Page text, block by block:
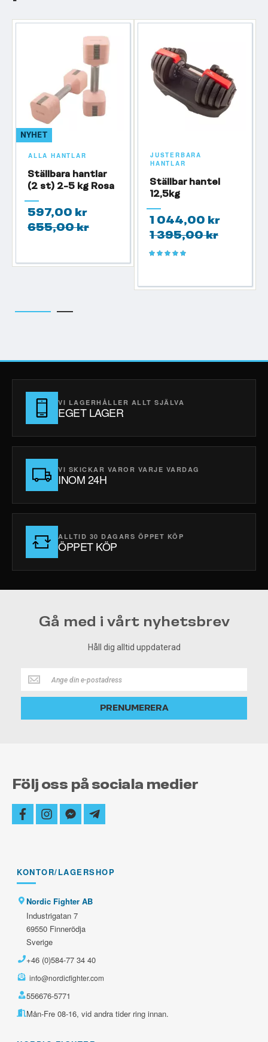
NYHET
ALLA HANTLAR
Ställbara hantlar
(2 st) 2-5 kg Rosa
597,00 kr
655,00 kr
JUSTERBARA
HANTLAR
Ställbar hantel
12,5kg
1 044,00 kr
1 395,00 kr
Betyg:
VI LAGERHÅLLER ALLT SJÄLVA
EGET LAGER
VI SKICKAR VAROR VARJE VARDAG
INOM 24H
ALLTID 30 DAGARS ÖPPET KÖP
ÖPPET KÖP
Gå med i vårt nyhetsbrev
Håll dig alltid uppdaterad
Håll
dig
alltid
PRENUMERERA
Följ oss på sociala medier
facebookinstagram
facebook-
messenger
telegram-
plane
KONTOR/LAGERSHOP
Nordic Fighter AB
Industrigatan 7
69550 Finnerödja
Sverige
+46 (0)584-77 34 40
info@nordicfighter.com
556676-5771
Mån-Fre 08-16, vid andra tider ring innan.